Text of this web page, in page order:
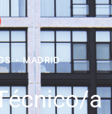
· MADRID
a